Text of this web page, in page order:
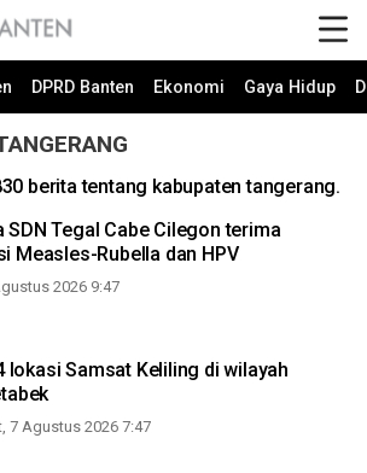
DPRD Banten Ekonomi Gaya Hidup
berita tentang kabupaten tangerang.
SDN Tegal Cabe Cilegon terima
Measles-Rubella dan HPV
2026 9:47
lokasi Samsat Keliling di wilayah
7 Agustus 2026 7:47